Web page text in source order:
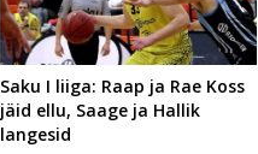
Saku I liiga: Raap ja Rae Koss
jäid ellu, Saage ja Hallik
langesid